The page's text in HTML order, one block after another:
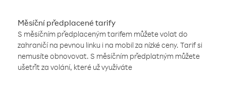
Měsíční předplacené tarify
S měsíčním předplaceným tarifem můžete volat do
zahraničí na pevnou linku i na mobil za nízké ceny. Tarif si
nemusíte obnovovat. S měsíčním předplatným můžete
ušetřit za volání, které už využíváte